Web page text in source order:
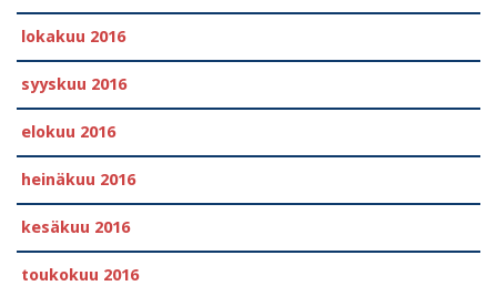
lokakuu 2016
syyskuu 2016
elokuu 2016
heinäkuu 2016
kesäkuu 2016
toukokuu 2016